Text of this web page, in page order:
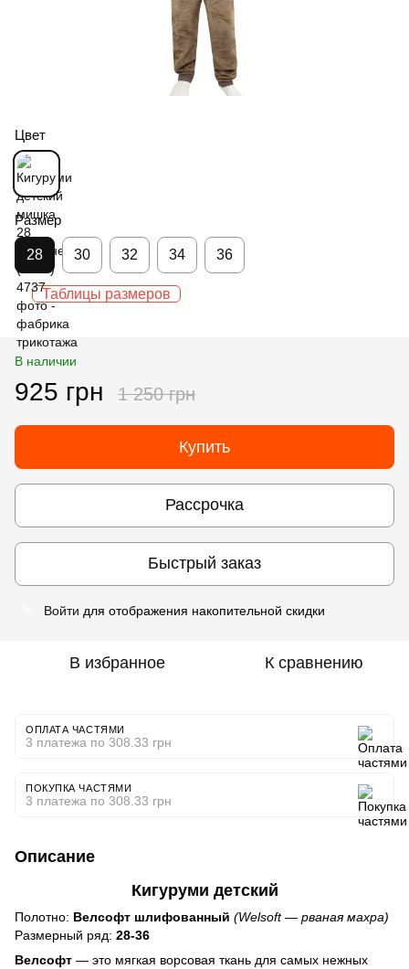
Цвет
Размер
28 30 32 34 36
Таблицы размеров
В наличии
925 грн 1 250 грн
Купить
Рассрочка
Быстрый заказ
Войти для отображения накопительной скидки
В избранное К сравнению
ОПЛАТА ЧАСТЯМИ
3 платежа по 308.33 грн
ПОКУПКА ЧАСТЯМИ
3 платежа по 308.33 грн
Описание
Кигуруми детский
Полотно: Велсофт шлифованный (Welsoft ― рваная махра)
Размерный ряд: 28-36
Велсофт ― это мягкая ворсовая ткань для самых нежных